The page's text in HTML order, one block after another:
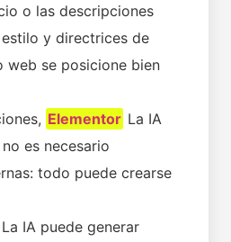
o las descripciones
y directrices de
web se posicione bien
Elementor La IA
es necesario
todo puede crearse
La IA puede generar